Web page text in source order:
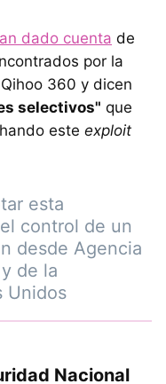
dado cuenta de
por la
360 y dicen
selectivos" que
este exploit
esta
control de un
desde Agencia
de la
Unidos
Nacional